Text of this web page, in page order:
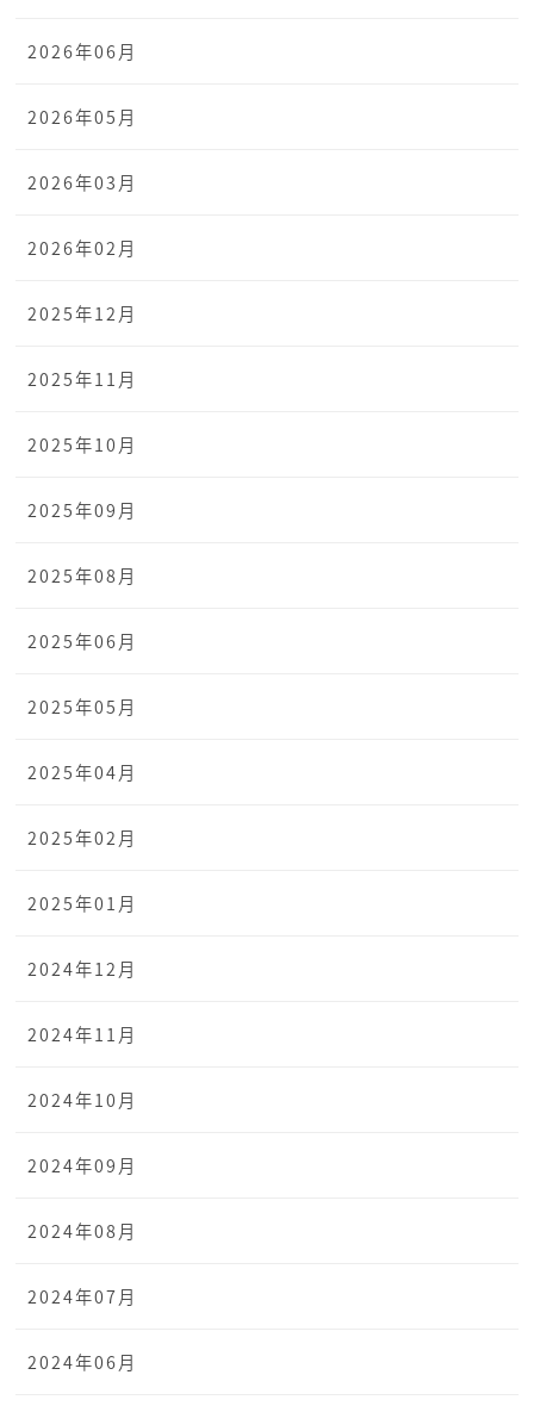
2026年06月
2026年05月
2026年03月
2026年02月
2025年12月
2025年11月
2025年10月
2025年09月
2025年08月
2025年06月
2025年05月
2025年04月
2025年02月
2025年01月
2024年12月
2024年11月
2024年10月
2024年09月
2024年08月
2024年07月
2024年06月